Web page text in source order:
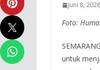
Juni 8, 2026
Foto:
untuk